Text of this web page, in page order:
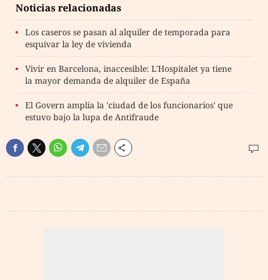
Noticias relacionadas
Los caseros se pasan al alquiler de temporada para
esquivar la ley de vivienda
Vivir en Barcelona, inaccesible: L'Hospitalet ya tiene
la mayor demanda de alquiler de España
El Govern amplía la 'ciudad de los funcionarios' que
estuvo bajo la lupa de Antifraude